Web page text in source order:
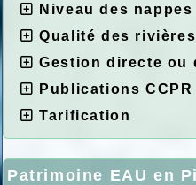
Niveau des nappes
Qualité des rivières
Gestion directe ou
Publications CCPR
Tarification
Patrimoine EAU en